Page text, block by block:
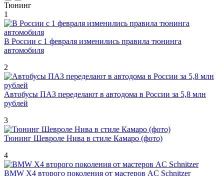
Тюнинг
1
В России с 1 февраля изменились правила тюнинга
автомобиля
2
Автобусы ПАЗ переделают в автодома в России за 5,8 млн
рублей
3
Тюнинг Шевроле Нива в стиле Камаро (фото)
4
BMW X4 второго поколения от мастеров AC Schnitzer